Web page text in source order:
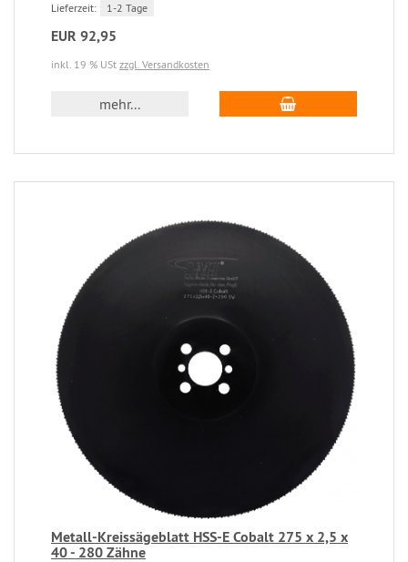
Lieferzeit:
1-2 Tage
EUR 92,95
inkl. 19 % USt zzgl. Versandkosten
mehr...
Metall-Kreissägeblatt HSS-E Cobalt 275 x 2,5 x
40 - 280 Zähne